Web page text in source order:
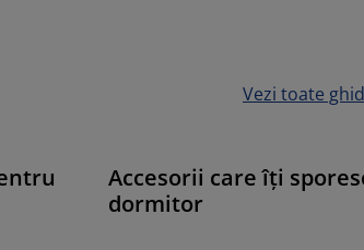
Vezi toate
Accesorii care îți
dormitor